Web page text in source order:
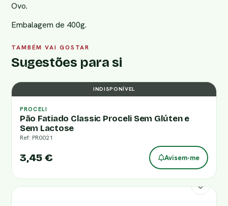
Ovo.
Embalagem de 400g.
TAMBÉM VAI GOSTAR
Sugestões para si
INDISPONÍVEL
PROCELI
Pão Fatiado Classic Proceli Sem Glúten e
Sem Lactose
Ref: PR0021
3,45 € Avisem-me